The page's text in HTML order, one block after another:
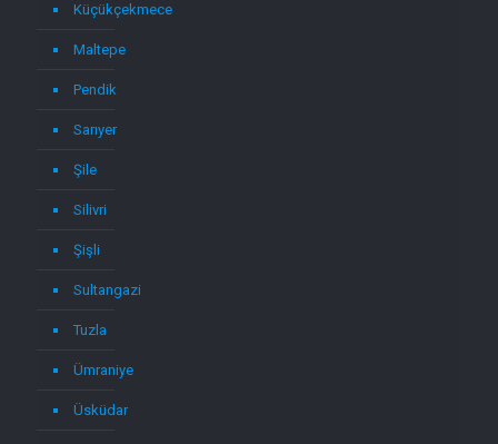
Küçükçekmece
Maltepe
Pendik
Sarıyer
Şile
Silivri
Şişli
Sultangazi
Tuzla
Ümraniye
Üsküdar